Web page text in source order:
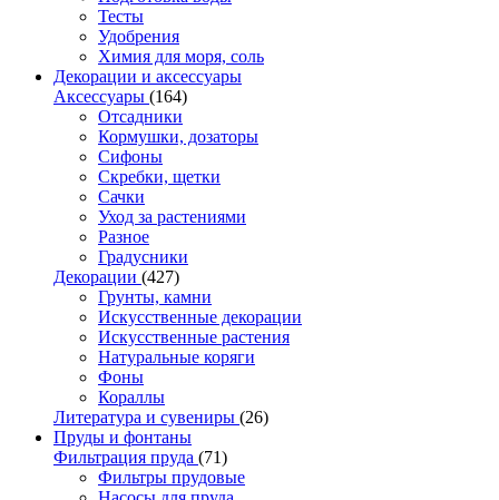
Тесты
Удобрения
Химия для моря, соль
Декорации и аксессуары
Аксессуары (164)
Отсадники
Кормушки, дозаторы
Сифоны
Скребки, щетки
Сачки
Уход за растениями
Разное
Градусники
Декорации (427)
Грунты, камни
Искусственные декорации
Искусственные растения
Натуральные коряги
Фоны
Кораллы
Литература и сувениры (26)
Пруды и фонтаны
Фильтрация пруда (71)
Фильтры прудовые